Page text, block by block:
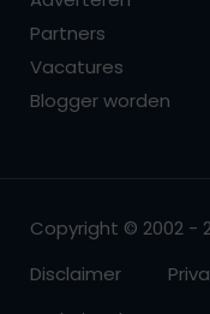
Partners
Vacatures
Blogger worden
Copyright © 2002 -
Disclaimer